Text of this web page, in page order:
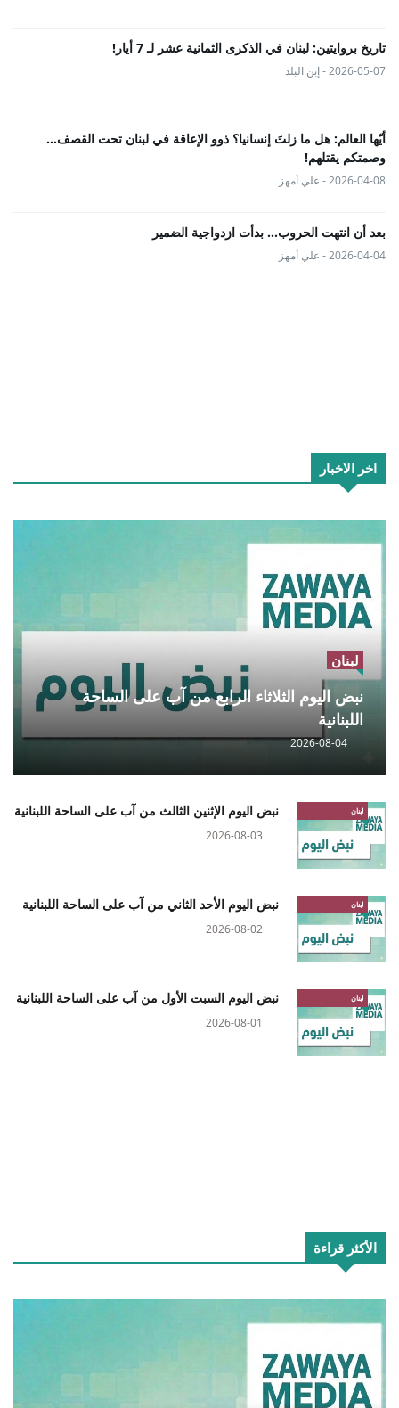
تاريخ بروايتين: لبنان في الذكرى الثمانية عشر لـ 7 أيار!
2026-05-07 - إبن البلد
أيّها العالم: هل ما زلتَ إنسانيا؟ ذوو الإعاقة في لبنان تحت القصف...
وصمتكم يقتلهم!
2026-04-08 - علي أمهز
بعد أن انتهت الحروب… بدأت ازدواجية الضمير
2026-04-04 - علي أمهز
اخر الاخبار
لبنان
نبض اليوم الثلاثاء الرابع من آب على الساحة
اللبنانية
2026-08-04
لبنان نبض اليوم الإثنين الثالث من آب على الساحة اللبنانية
2026-08-03
لبنان نبض اليوم الأحد الثاني من آب على الساحة اللبنانية
2026-08-02
لبنان نبض اليوم السبت الأول من آب على الساحة اللبنانية
2026-08-01
الأكثر قراءة